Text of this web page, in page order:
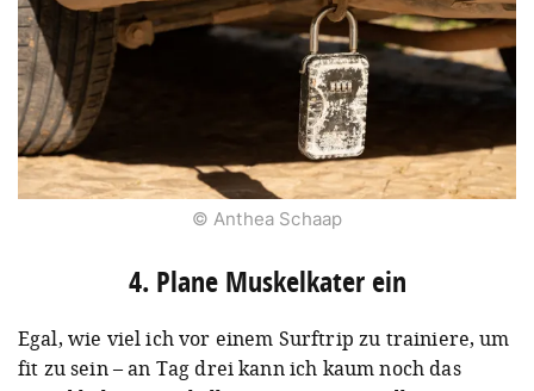
© Anthea Schaap
4. Plane Muskelkater ein
Egal, wie viel ich vor einem Surftrip zu trainiere, um
fit zu sein – an Tag drei kann ich kaum noch das